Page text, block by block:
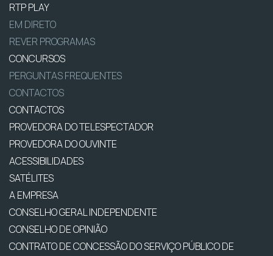
RTP PLAY
EM DIRETO
REVER PROGRAMAS
CONCURSOS
PERGUNTAS FREQUENTES
CONTACTOS
CONTACTOS
PROVEDORA DO TELESPECTADOR
PROVEDORA DO OUVINTE
ACESSIBILIDADES
SATÉLITES
A EMPRESA
CONSELHO GERAL INDEPENDENTE
CONSELHO DE OPINIÃO
CONTRATO DE CONCESSÃO DO SERVIÇO PÚBLICO DE